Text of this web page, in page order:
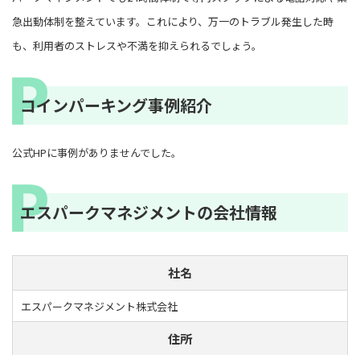
急出動体制を整えています。これにより、万一のトラブル発生した時
も、利用者のストレスや不満を抑えられるでしょう。
コインパーキング事例紹介
公式HPに事例がありませんでした。
エスパークマネジメントの会社情報
社名
エスパークマネジメント株式会社
住所